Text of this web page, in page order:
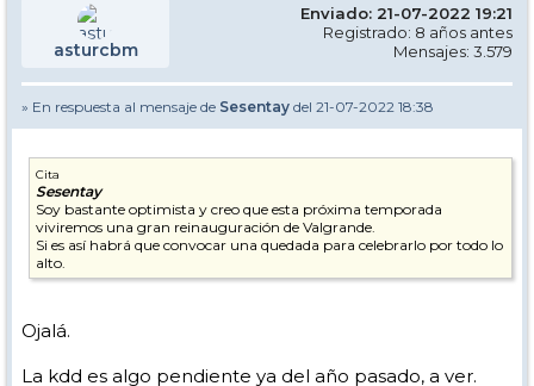
asturcbm
Enviado: 21-07-2022 19:21
Registrado: 8 años antes
Mensajes: 3.579
» En respuesta al mensaje de Sesentay del 21-07-2022 18:38
Cita
Sesentay
Soy bastante optimista y creo que esta próxima temporada
viviremos una gran reinauguración de Valgrande.
Si es así habrá que convocar una quedada para celebrarlo por todo lo
alto.
Ojalá.
La kdd es algo pendiente ya del año pasado, a ver.